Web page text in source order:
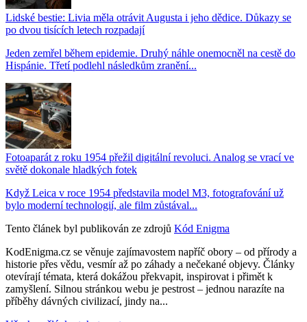
Lidské bestie: Livia měla otrávit Augusta i jeho dědice. Důkazy se
po dvou tisících letech rozpadají
Jeden zemřel během epidemie. Druhý náhle onemocněl na cestě do
Hispánie. Třetí podlehl následkům zranění...
Fotoaparát z roku 1954 přežil digitální revoluci. Analog se vrací ve
světě dokonale hladkých fotek
Když Leica v roce 1954 představila model M3, fotografování už
bylo moderní technologií, ale film zůstával...
Tento článek byl publikován ze zdrojů Kód Enigma
KodEnigma.cz se věnuje zajímavostem napříč obory – od přírody a
historie přes vědu, vesmír až po záhady a nečekané objevy. Články
otevírají témata, která dokážou překvapit, inspirovat i přimět k
zamyšlení. Silnou stránkou webu je pestrost – jednou narazíte na
příběhy dávných civilizací, jindy na...